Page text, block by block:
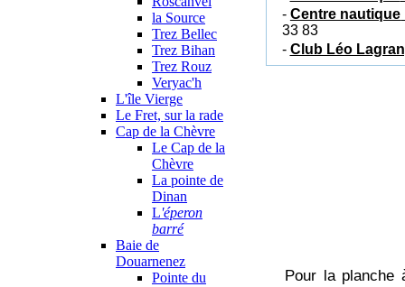
la Source
Trez Bellec
Trez Bihan
Trez Rouz
Veryac'h
L'île Vierge
Le Fret, sur la rade
Cap de la Chèvre
Le Cap de la
Chèvre
La pointe de
Dinan
L'éperon
barré
Baie de
Douarnenez
Pointe du
- Centre nautique
33 83
- Club Léo
Pour la planche